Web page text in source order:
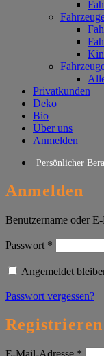
Privatkunden
Deko
Bio
Über uns
Anmelden
Persönlicher
Anmelden
Benutzername oder
Passwort *
Angemeldet
Passwort vergessen?
Registrieren
E-Mail-Adresse *